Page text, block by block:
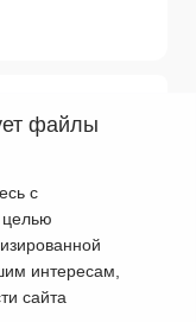
файлы
с
целью
интересам,
сайта